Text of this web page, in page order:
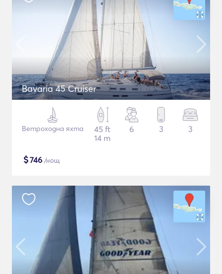
Bavaria 45 Cruiser
Ветроходна яхта
45 ft
14 m
6 3 3
$746 /нощ